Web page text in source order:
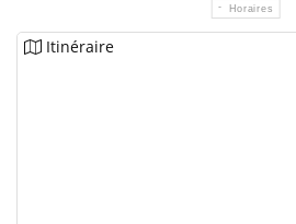
Horaires
Itinéraire